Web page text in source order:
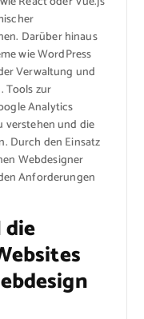
Darüber hinaus
wie WordPress
Verwaltung und
Tools zur
Analytics
verstehen und die
Durch den Einsatz
Webdesigner
Anforderungen